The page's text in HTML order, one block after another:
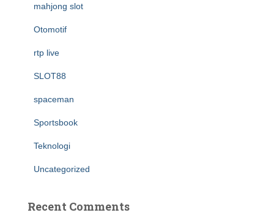
mahjong slot
Otomotif
rtp live
SLOT88
spaceman
Sportsbook
Teknologi
Uncategorized
Recent Comments